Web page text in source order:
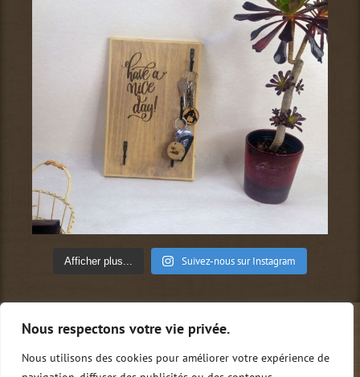
Nous respectons votre vie privée.
Nous utilisons des cookies pour améliorer votre expérience de
Afficher plus... Suivez-nous sur Instagram
Qui sommes-nous ?
Conditions générales de vente
Nous contacter
0